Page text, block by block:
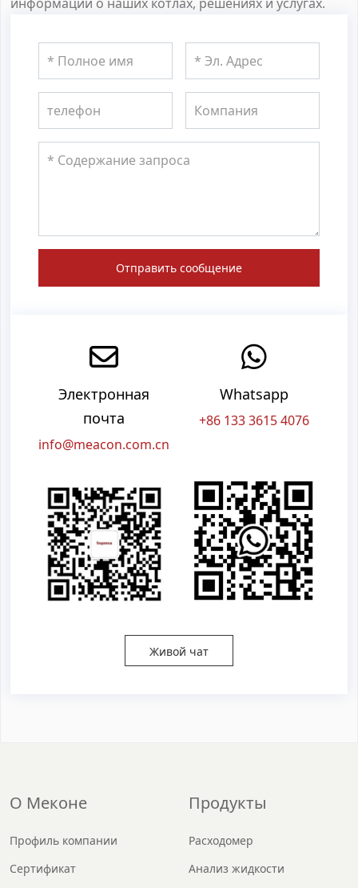
Отправить сообщение
Электронная
почта
info@meacon.com.cn
Whatsapp
+86 133 3615 4076
Живой чат
О Меконе
Профиль компании
Сертификат
Продукты
Расходомер
Анализ жидкости